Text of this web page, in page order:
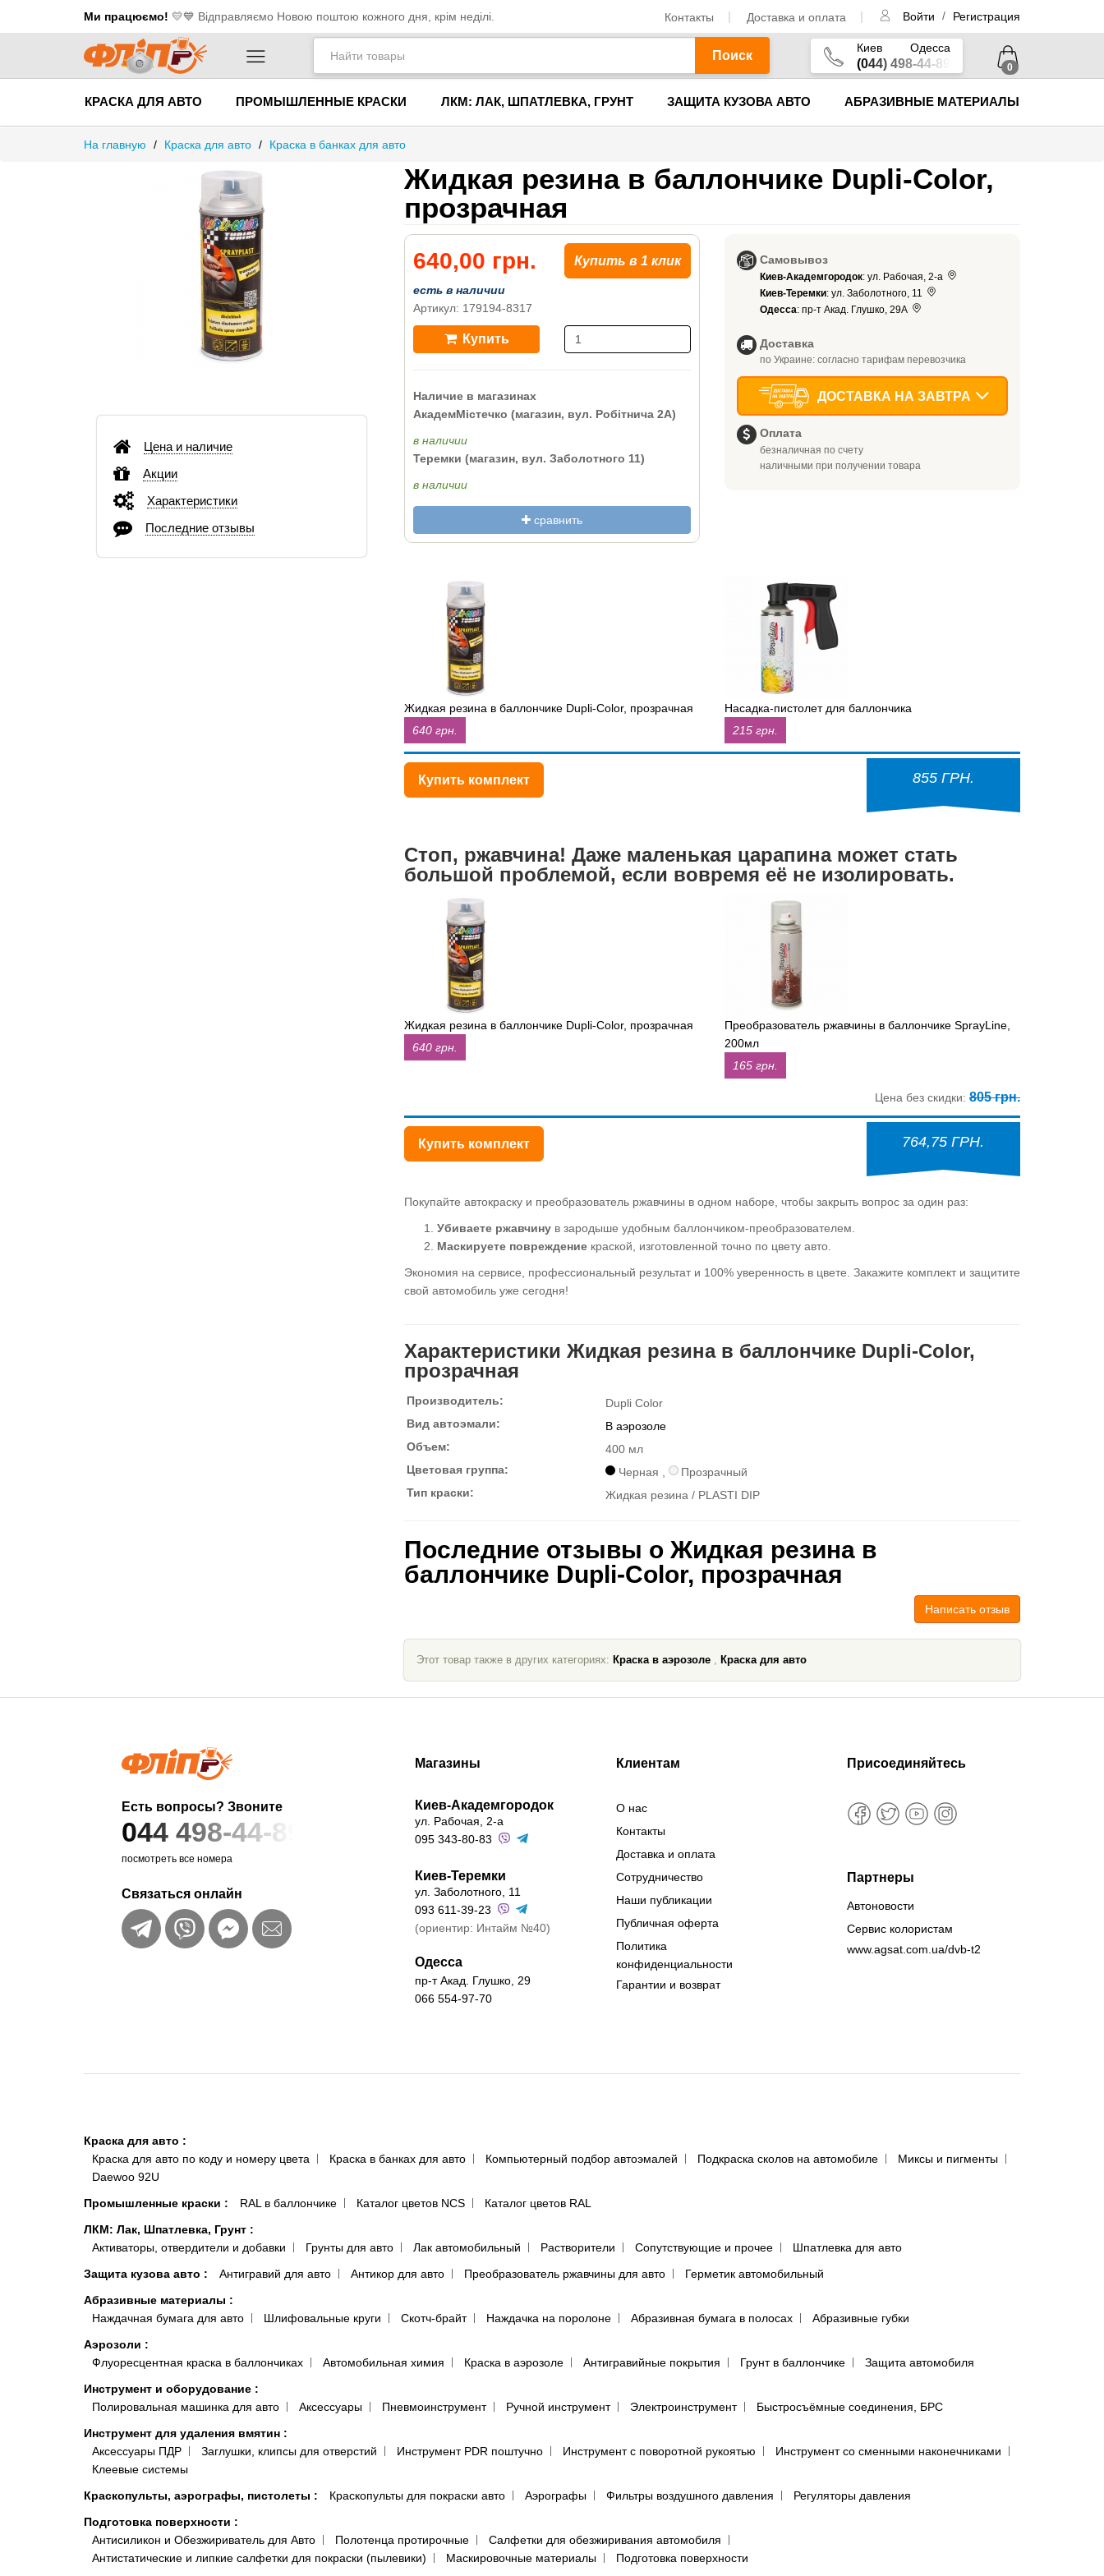
Ми працюємо! 💛​💙 Відправляємо Новою поштою кожного дня, крім неділі. Контакты Доставка и оплата Войти / Регистрация
Поиск
Киев Одесса
(044) 498-44-89 0
КРАСКА ДЛЯ АВТО ПРОМЫШЛЕННЫЕ КРАСКИ ЛКМ: ЛАК, ШПАТЛЕВКА, ГРУНТ ЗАЩИТА КУЗОВА АВТО АБРАЗИВНЫЕ МАТЕРИАЛЫ
На главную / Краска для авто / Краска в банках для авто
Цена и наличие
Акции
Характеристики
Последние отзывы
Жидкая резина в баллончике Dupli-Color,
прозрачная
640,00 грн. Купить в 1 клик
есть в наличии
Артикул: 179194-8317
Купить
Наличие в магазинах
АкадемМістечко (магазин, вул. Робітнича 2А)
в наличии
Теремки (магазин, вул. Заболотного 11)
в наличии
сравнить
Самовывоз
Киев-Академгородок: ул. Рабочая, 2-а
Киев-Теремки: ул. Заболотного, 11
Одесса: пр-т Акад. Глушко, 29А
Доставка
по Украине: согласно тарифам перевозчика
ДОСТАВКА НА ЗАВТРА
Оплата
безналичная по счету
наличными при получении товара
Жидкая резина в баллончике Dupli-Color, прозрачная
640 грн.
Насадка-пистолет для баллончика
215 грн.
Купить комплект 855 ГРН.
Стоп, ржавчина! Даже маленькая царапина может стать
большой проблемой, если вовремя её не изолировать.
Жидкая резина в баллончике Dupli-Color, прозрачная
640 грн.
Преобразователь ржавчины в баллончике SprayLine,
200мл
165 грн.
Цена без скидки: 805 грн.
Купить комплект 764,75 ГРН.
Покупайте автокраску и преобразователь ржавчины в одном наборе, чтобы закрыть вопрос за один раз:
Убиваете ржавчину в зародыше удобным баллончиком-преобразователем.
Маскируете повреждение краской, изготовленной точно по цвету авто.
Экономия на сервисе, профессиональный результат и 100% уверенность в цвете. Закажите комплект и защитите
свой автомобиль уже сегодня!
Характеристики Жидкая резина в баллончике Dupli-Color,
прозрачная
Производитель:
Dupli Color
Вид автоэмали:
В аэрозоле
Объем:
400 мл
Цветовая группа:
Черная
Прозрачный
Тип краски:
Жидкая резина / PLASTI DIP
Последние отзывы о Жидкая резина в
баллончике Dupli-Color, прозрачная
Написать отзыв
Этот товар также в других категориях: Краска в аэрозоле , Краска для авто
Есть вопросы? Звоните
044 498-44-89
посмотреть все номера
Связаться онлайн
Магазины
Киев-Академгородок
ул. Рабочая, 2-а
095 343-80-83
Киев-Теремки
ул. Заболотного, 11
093 611-39-23
(ориентир: Интайм №40)
Одесса
пр-т Акад. Глушко, 29
066 554-97-70
Клиентам
О нас
Контакты
Доставка и оплата
Сотрудничество
Наши публикации
Публичная оферта
Политика
конфиденциальности
Гарантии и возврат
Присоединяйтесь
Партнеры
Автоновости
Сервис колористам
www.agsat.com.ua/dvb-t2
Краска для авто :
Краска для авто по коду и номеру цвета
Краска в банках для авто Компьютерный подбор автоэмалей Подкраска сколов на автомобиле
Миксы и пигменты
Daewoo 92U
Промышленные краски : RAL в баллончике Каталог цветов NCS
Каталог цветов RAL
ЛКМ: Лак, Шпатлевка, Грунт :
Активаторы, отвердители и добавки
Грунты для авто Лак автомобильный Растворители Сопутствующие и прочее
Шпатлевка для авто
Защита кузова авто : Антигравий для авто Антикор для авто Преобразователь ржавчины для авто
Герметик автомобильный
Абразивные материалы :
Наждачная бумага для авто
Шлифовальные круги Скотч-брайт Наждачка на поролоне Абразивная бумага в полосах
Абразивные губки
Аэрозоли :
Флуоресцентная краска в баллончиках
Автомобильная химия Краска в аэрозоле Антигравийные покрытия Грунт в баллончике
Защита автомобиля
Инструмент и оборудование :
Полировальная машинка для авто
Аксессуары Пневмоинструмент Ручной инструмент Электроинструмент
Быстросъёмные соединения, БРС
Инструмент для удаления вмятин :
Аксессуары ПДР
Заглушки, клипсы для отверстий Инструмент PDR поштучно Инструмент с поворотной рукоятью
Инструмент со сменными наконечниками
Клеевые системы
Краскопульты, аэрографы, пистолеты : Краскопульты для покраски авто Аэрографы Фильтры воздушного давления
Регуляторы давления
Подготовка поверхности :
Антисиликон и Обезжириватель для Авто
Полотенца протирочные
Салфетки для обезжиривания автомобиля
Антистатические и липкие салфетки для покраски (пылевики)
Маскировочные материалы Подготовка поверхности